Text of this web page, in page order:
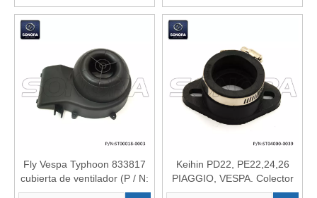
Fly Vespa Typhoon 833817
cubierta de ventilador (P / N:
ST00018-0003) Calidad
Keihin PD22, PE22,24,26
PIAGGIO, VESPA. Colector
de admisión Peugeot (P / N: